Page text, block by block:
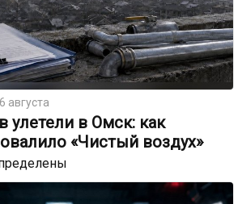
августа
улетели в Омск: как
«Чистый воздух»